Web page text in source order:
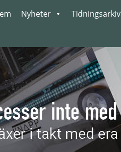
Nyheter Tidningsarkiv